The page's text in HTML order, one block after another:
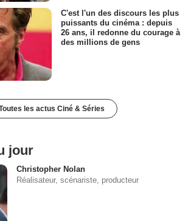
C'est l'un des discours les plus
puissants du cinéma : depuis
26 ans, il redonne du courage à
des millions de gens
les actus Ciné & Séries
jour
Christopher Nolan
Réalisateur, scénariste, producteur